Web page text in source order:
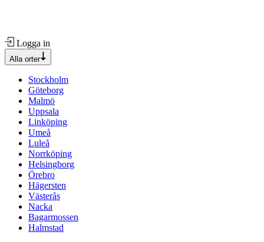
Logga in
Alla orter
Stockholm
Göteborg
Malmö
Uppsala
Linköping
Umeå
Luleå
Norrköping
Helsingborg
Örebro
Hägersten
Västerås
Nacka
Bagarmossen
Halmstad